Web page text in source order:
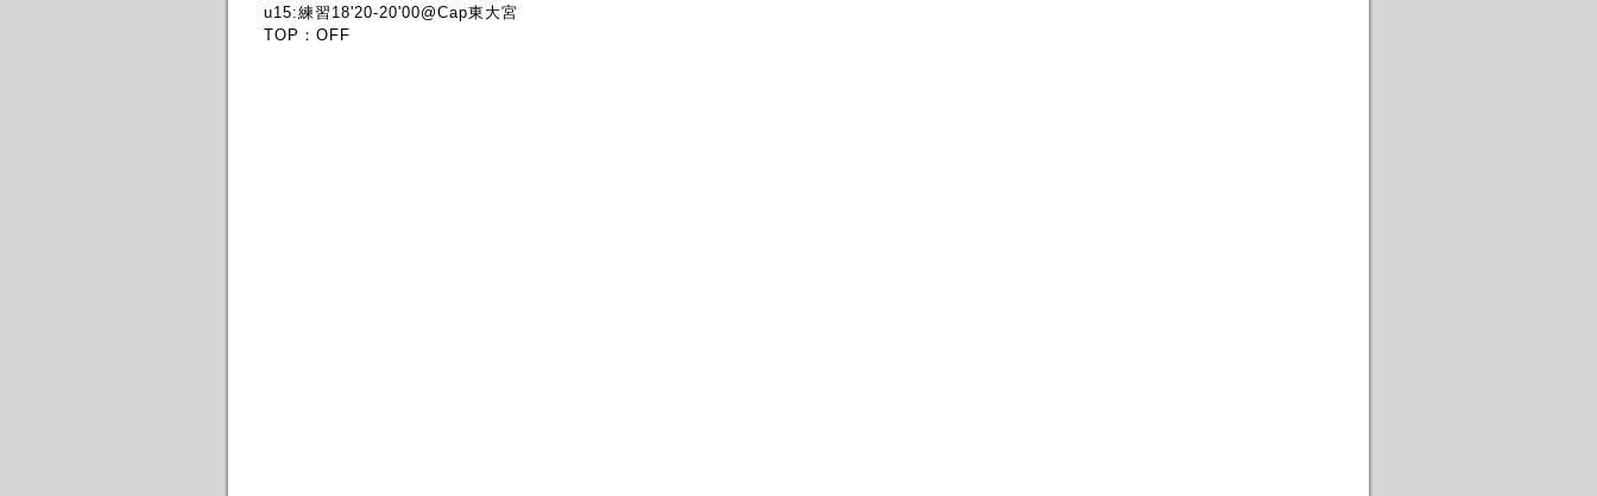
u15:練習18'20-20'00@Cap東大宮
TOP：OFF